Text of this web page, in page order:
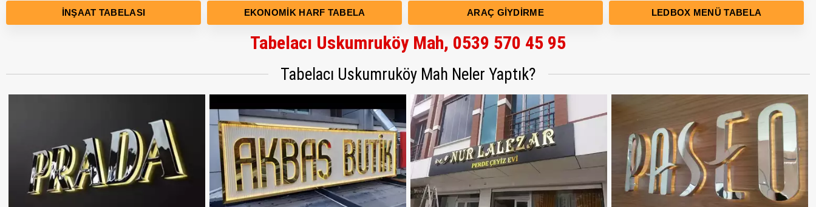
İNŞAAT TABELASI EKONOMIK HARF TABELA ARAÇ GIYDIRME LEDBOX MENÜ TABELA
Tabelacı Uskumruköy Mah, 0539 570 45 95
Tabelacı Uskumruköy Mah Neler Yaptık?